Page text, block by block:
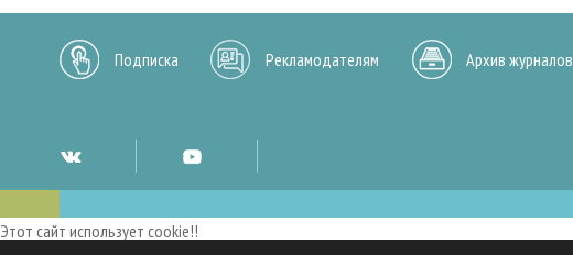
Подписка Рекламодателям Архив журналов
Этот сайт использует cookie!!